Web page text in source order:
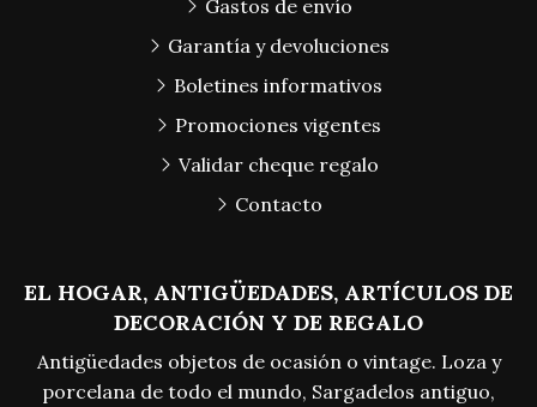
EL HOGAR, ANTIGÜEDADES, ARTÍCULOS DE
DECORACIÓN Y DE REGALO
Antigüedades objetos de ocasión o vintage. Loza y
porcelana de todo el mundo, Sargadelos antiguo,
Gastos de envío
Garantía y devoluciones
Boletines informativos
Promociones vigentes
Validar cheque regalo
Contacto